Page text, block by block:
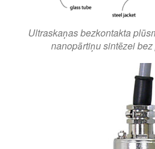
Ultraskaņas bezkontakta
nanopārtiņu sintēzei